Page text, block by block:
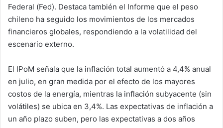
Federal (Fed). Destaca también el Informe que el peso
chileno ha seguido los movimientos de los mercados
financieros globales, respondiendo a la volatilidad del
escenario externo.
El IPoM señala que la inflación total aumentó a 4,4% anual
en julio, en gran medida por el efecto de los mayores
costos de la energía, mientras la inflación subyacente (sin
volátiles) se ubica en 3,4%. Las expectativas de inflación a
un año plazo suben, pero las expectativas a dos años